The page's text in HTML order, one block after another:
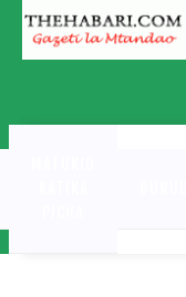
Skip
content